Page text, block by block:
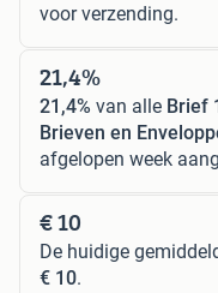
voor verzending.
21,4%
21,4% van alle Brief
Brieven en
afgelopen week
€ 10
De huidige
€ 10.